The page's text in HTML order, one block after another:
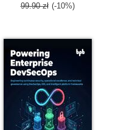
99.90 zł (-10%)